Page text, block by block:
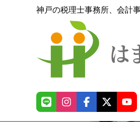
神戸の税理士事務所、会計